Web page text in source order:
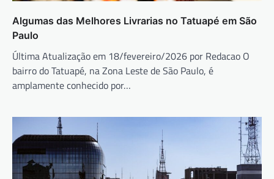
Algumas das Melhores Livrarias no Tatuapé em São
Paulo
Última Atualização em 18/fevereiro/2026 por Redacao O
bairro do Tatuapé, na Zona Leste de São Paulo, é
amplamente conhecido por…